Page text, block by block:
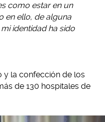
como estar en un
en ello, de alguna
identidad ha sido
y la confección de los
de 130 hospitales de